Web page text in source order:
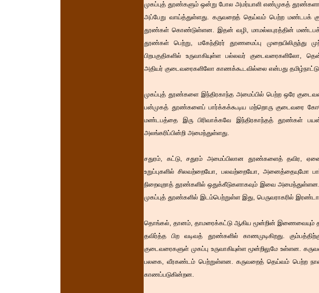
முகப்புத் தூண்களும் ஒன்று போல அமர்யாளி எண்முகத்
அப்பேறு வாய்த்துள்ளது. கருவறைத் தெய்வம் பெற்ற மண்டபக்
தூண்கள் கொண்டுள்ளன. இதன் வழி, மாமல்லபுரத்தின்
தூண்கள் பெற்று, மகேந்திரர் தூணமைப்பு முறையிலிருந்து
பிறபகுதிகளில் உருவாகியுள்ள பல்லவர் குடைவரைகளிலோ,
அதியர் குடைவரைகளிலோ காணக்கூடவில்லை என்பது
முகப்புத் தூண்களை இந்திரகாந்த அமைப்பில் பெற்ற ஒரே
பன்முகத் தூண்களைப் பார்க்கக்கூடிய மற்றொரு குடைவரை
மண்டபத்தை இரு பிரிவாக்கவே இந்திரகாந்தத் தூண்கள்
அலங்கரிப்பின்றி அமைந்துள்ளது.
சதுரம், கட்டு, சதுரம் அமைப்பிலான தூண்களைத் தவிர,
உறுப்புகளில் சிலவற்றையோ, பலவற்றையோ, அனைத்தையுமோ
நிறைவுறாத் தூண்களில் ஒதுக்கீடுகளாகவும் இவை
முகப்புத் தூண்களில் இடம்பெற்றுள்ள இது, பெருவராகரில்
தொங்கல், தானம், தாமரைக்கட்டு ஆகிய மூன்றின் இணைவையும்
தவிர்த்த பிற வடிவத் தூண்களில் காணமுடிகிறது.
குடைவரைகளுள் முகப்பு உருவாகியுள்ள மூன்றிலுமே உள்ளன.
பலகை, வீரகண்டம் பெற்றுள்ளன. கருவறைத் தெய்வம் பெற்ற
காணப்படுகின்றன.